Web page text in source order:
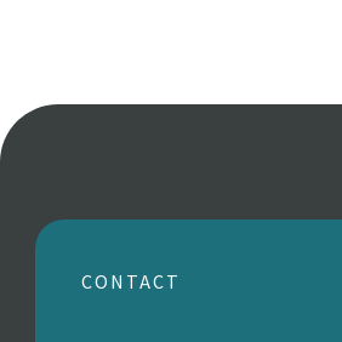
CONTACT